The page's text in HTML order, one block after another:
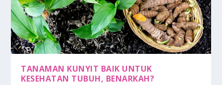
TANAMAN KUNYIT BAIK UNTUK
KESEHATAN TUBUH, BENARKAH?